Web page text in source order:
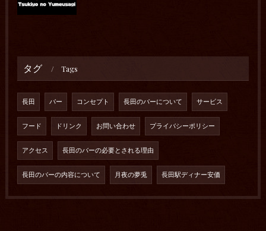
タグ Tags
長田 バー コンセプト 長田のバーについて サービス
フード ドリンク お問い合わせ プライバシーポリシー
アクセス 長田のバーの必要とされる理由
長田のバーの内容について 月夜の夢兎 長田駅ディナー安価